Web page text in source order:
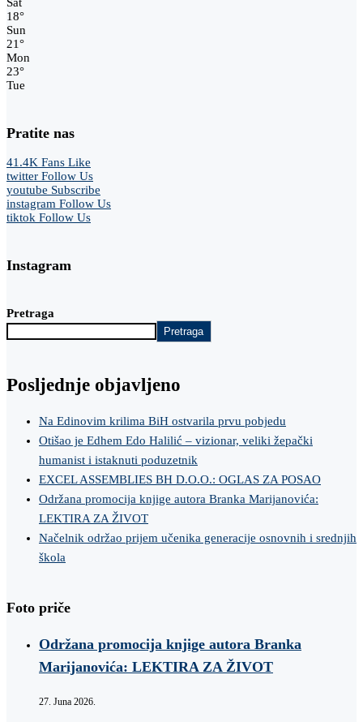
18°
Sun
21°
Mon
23°
Tue
Pratite nas
41.4K Fans Like
twitter Follow Us
youtube Subscribe
instagram Follow Us
tiktok Follow Us
Instagram
Pretraga
Pretraga
Posljednje objavljeno
Na Edinovim krilima BiH ostvarila prvu pobjedu
Otišao je Edhem Edo Halilić – vizionar, veliki žepački
humanist i istaknuti poduzetnik
EXCEL ASSEMBLIES BH D.O.O.: OGLAS ZA POSAO
Održana promocija knjige autora Branka Marijanovića:
LEKTIRA ZA ŽIVOT
Načelnik održao prijem učenika generacije osnovnih i srednjih
škola
Foto priče
Održana promocija knjige autora Branka
Marijanovića: LEKTIRA ZA ŽIVOT
27. Juna 2026.